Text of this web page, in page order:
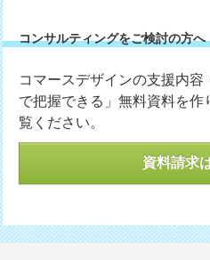
コンサルティングをご検討の方へ
コマースデザインの支援内
で把握できる」無料資料を
覧ください。
資料請求